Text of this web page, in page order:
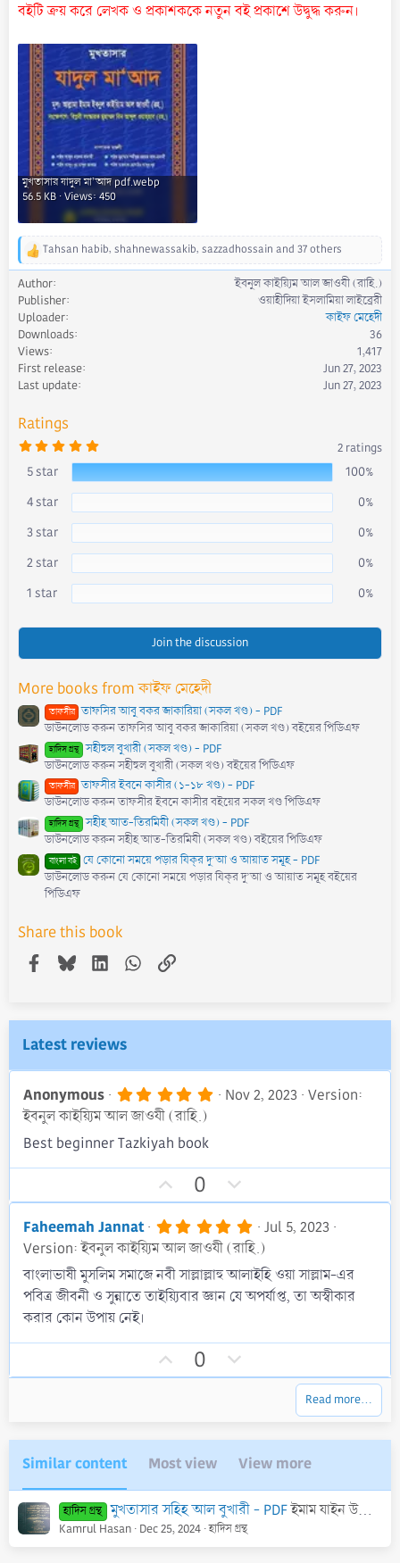
বইটি ক্রয় করে লেখক ও প্রকাশককে নতুন বই প্রকাশে উদ্বুদ্ধ করুন।
মুখতাসার যাদুল মা’আদ pdf.webp
56.5 KB · Views: 450
R
e
a
c
t
i
o
n
s
Tahsan habib, shahnewassakib, sazzadhossain and 37 others
Author
ইবনুল কাইয়্যিম আল জাওযী (রাহি.)
Publisher
ওয়াহীদিয়া ইসলামিয়া লাইব্রেরী
Uploader
কাইফ মেহেদী
Downloads
36
Views
1,417
First release
Jun 27, 2023
Last update
Jun 27, 2023
Ratings
5
0
0
s
a
r
2 ratings
5 star
100%
4 star
0%
3 star
0%
2 star
0%
1 star
0%
Join the discussion
More books from কাইফ মেহেদী
তাফসীর তাফসির আবু বকর জাকারিয়া (সকল খণ্ড) - PDF
ডাউনলোড করুন তাফসির আবু বকর জাকারিয়া (সকল খণ্ড) বইয়ের পিডিএফ
হাদিস গ্রন্থ সহীহুল বুখারী (সকল খণ্ড) - PDF
ডাউনলোড করুন সহীহুল বুখারী (সকল খণ্ড) বইয়ের পিডিএফ
তাফসীর তাফসীর ইবনে কাসীর (১-১৮ খণ্ড) - PDF
ডাউনলোড করুন তাফসীর ইবনে কাসীর বইয়ের সকল খণ্ড পিডিএফ
হাদিস গ্রন্থ সহীহ আত-তিরমিযী (সকল খণ্ড) - PDF
ডাউনলোড করুন সহীহ আত-তিরমিযী (সকল খণ্ড) বইয়ের পিডিএফ
বাংলা বই যে কোনো সময়ে পড়ার যিক্‌র দু’আ ও আয়াত সমূহ - PDF
ডাউনলোড করুন যে কোনো সময়ে পড়ার যিক্‌র দু’আ ও আয়াত সমূহ বইয়ের
পিডিএফ
Share this book
Facebook
BlueskyLinkedInWhatsApp
Link
Latest reviews
Anonymous 5
t
(
s
)
Nov 2, 2023 Version:
ইবনুল কাইয়্যিম আল জাওযী (রাহি.)
Best beginner Tazkiyah book
p
v
o
t
e
0
o
w
n
v
o
t
Faheemah Jannat 5
.
0
0
s
t
(
Jul 5, 2023
Version: ইবনুল কাইয়্যিম আল জাওযী (রাহি.)
বাংলাভাষী মুসলিম সমাজে নবী সাল্লাল্লাহু আলাইহি ওয়া সাল্লাম-এর
পবিত্র জীবনী ও সুন্নাতে তাইয়্যিবার জ্ঞান যে অপর্যাপ্ত, তা অস্বীকার
করার কোন উপায় নেই।
p
t
e
0
o
v
o
t
e
Read more…
Similar content Most view View more
হাদিস গ্রন্থ মুখতাসার সহিহ আল বুখারী - PDFইমাম যাইন উদ্দীন আহমাদ (রাহি.)
Kamrul Hasan Dec 25, 2024 হাদিস গ্রন্থ